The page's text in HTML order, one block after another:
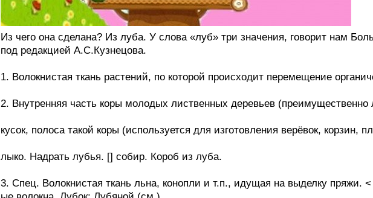
Из чего она сделана? Из луба. У слова «луб» три значения, говорит нам
под редакцией А.С.Кузнецова.
1. Волокнистая ткань растений, по которой происходит перемещение
2. Внутренняя часть коры молодых лиственных деревьев (преимущественно
кусок, полоса такой коры (используется для изготовления верёвок, корзин,
лыко. Надрать лубья. [] собир. Короб из луба.
3. Спец. Волокнистая ткань льна, конопли и т.п., идущая на выделку пряжи.